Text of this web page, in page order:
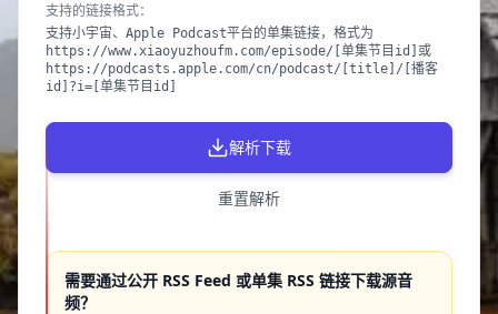
支持的链接格式：
支持小宇宙、Apple Podcast平台的单集链接，格式为
https://www.xiaoyuzhoufm.com/episode/[单集节目id]或
https://podcasts.apple.com/cn/podcast/[title]/[播客
id]?i=[单集节目id]
解析下载
重置解析
需要通过公开 RSS Feed 或单集 RSS 链接下载源音
频？